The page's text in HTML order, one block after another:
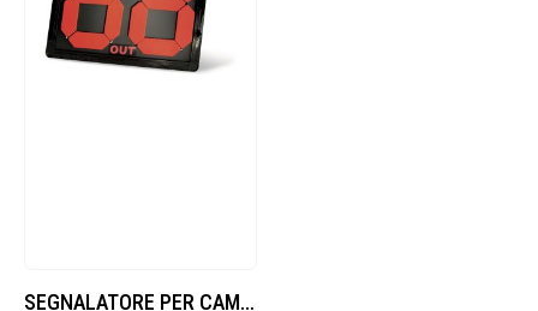
SEGNALATORE PER CAMBIO GIOCATORI economico manuale